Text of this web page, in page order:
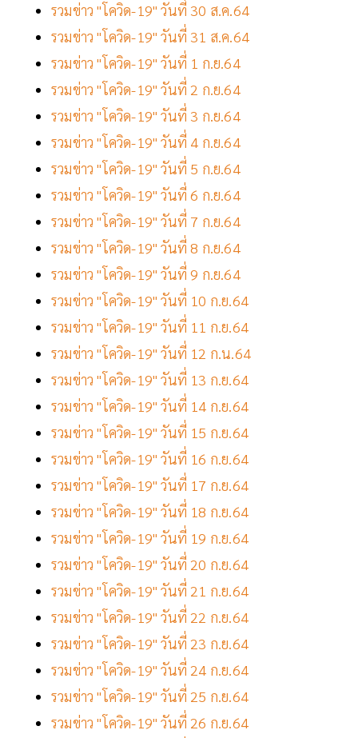
รวมข่าว "โควิด-19" วันที่ 30 ส.ค.64
รวมข่าว "โควิด-19" วันที่ 31 ส.ค.64
รวมข่าว "โควิด-19" วันที่ 1 ก.ย.64
รวมข่าว "โควิด-19" วันที่ 2 ก.ย.64
รวมข่าว "โควิด-19" วันที่ 3 ก.ย.64
รวมข่าว "โควิด-19" วันที่ 4 ก.ย.64
รวมข่าว "โควิด-19" วันที่ 5 ก.ย.64
รวมข่าว "โควิด-19" วันที่ 6 ก.ย.64
รวมข่าว "โควิด-19" วันที่ 7 ก.ย.64
รวมข่าว "โควิด-19" วันที่ 8 ก.ย.64
รวมข่าว "โควิด-19" วันที่ 9 ก.ย.64
รวมข่าว "โควิด-19" วันที่ 10 ก.ย.64
รวมข่าว "โควิด-19" วันที่ 11 ก.ย.64
รวมข่าว "โควิด-19" วันที่ 12 ก.น.64
รวมข่าว "โควิด-19" วันที่ 13 ก.ย.64
รวมข่าว "โควิด-19" วันที่ 14 ก.ย.64
รวมข่าว "โควิด-19" วันที่ 15 ก.ย.64
รวมข่าว "โควิด-19" วันที่ 16 ก.ย.64
รวมข่าว "โควิด-19" วันที่ 17 ก.ย.64
รวมข่าว "โควิด-19" วันที่ 18 ก.ย.64
รวมข่าว "โควิด-19" วันที่ 19 ก.ย.64
รวมข่าว "โควิด-19" วันที่ 20 ก.ย.64
รวมข่าว "โควิด-19" วันที่ 21 ก.ย.64
รวมข่าว "โควิด-19" วันที่ 22 ก.ย.64
รวมข่าว "โควิด-19" วันที่ 23 ก.ย.64
รวมข่าว "โควิด-19" วันที่ 24 ก.ย.64
รวมข่าว "โควิด-19" วันที่ 25 ก.ย.64
รวมข่าว "โควิด-19" วันที่ 26 ก.ย.64